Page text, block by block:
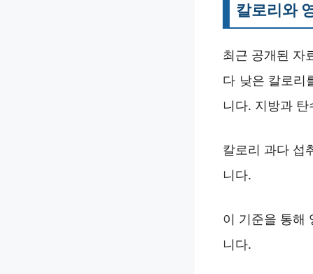
칼로리와
최근 공개된 자
다 낮은 칼로리
니다. 지방과
칼로리 과다 섭
니다.
이 기준을 통해
니다.